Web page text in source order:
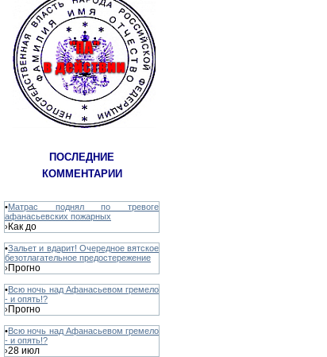
ПОСЛЕДНИЕ
КОММЕНТАРИИ
•Матрас поднял по тревоге
афанасьевских пожарных
›Как до
•Зальет и вдарит! Очередное вятское
безотлагательное предостережение
›Прогно
•Всю ночь над Афанасьевом гремело
- и опять!?
›Прогно
•Всю ночь над Афанасьевом гремело
- и опять!?
›28 июл